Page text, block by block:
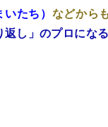
たち） などから
返し」のプロにな